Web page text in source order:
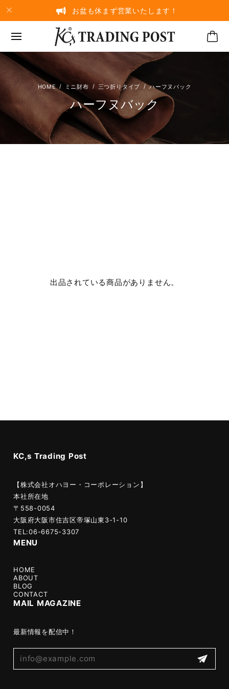
お盆も休まず営業いたします！
ミニ財布 三つ折りタイプ ハーフヌバック
ハーフヌバック
出品されている商品がありません。
KC,s Trading Post
【株式会社オハヨー・コーポレーション】
本社所在地
〒558-0054
大阪府大阪市住吉区帝塚山東3-1-10
TEL:06-6675-3307
MENU
HOME
ABOUT
BLOG
CONTACT
MAIL MAGAZINE
最新情報を配信中！